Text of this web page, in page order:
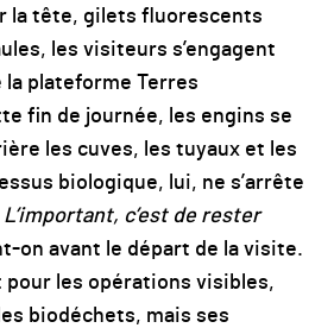
la tête, gilets fluorescents
les visiteurs s’engagent
la plateforme Terres
fin de journée, les engins se
les cuves, les tuyaux et les
biologique, lui, ne s’arrête
L’important, c’est de rester
on avant le départ de la visite.
pour les opérations visibles,
biodéchets, mais ses